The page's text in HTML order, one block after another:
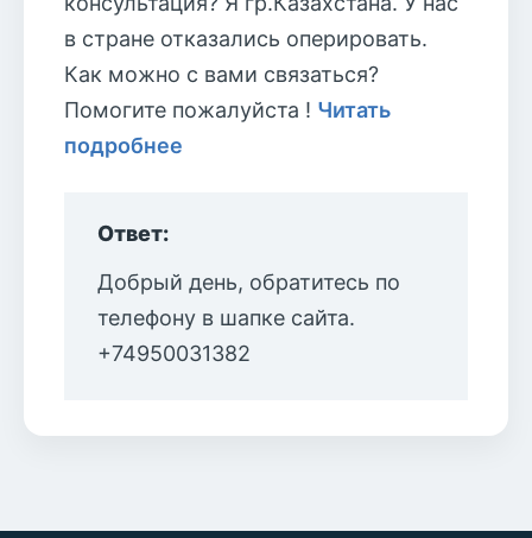
в стране отказались оперировать.
Как можно с вами связаться?
Помогите пожалуйста ! Читать
подробнее
Ответ:
Добрый день, обратитесь по
телефону в шапке сайта.
+74950031382